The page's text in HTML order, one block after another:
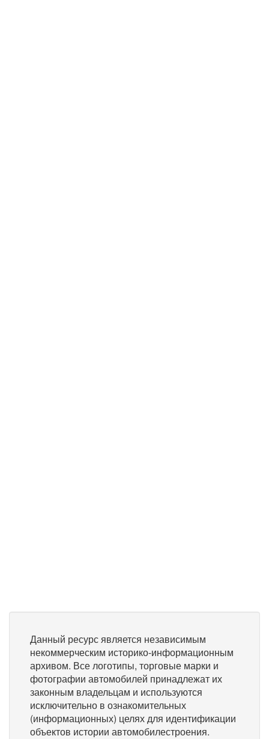
Данный ресурс является независимым
некоммерческим историко-информационным
архивом. Все логотипы, торговые марки и
фотографии автомобилей принадлежат их
законным владельцам и используются
исключительно в ознакомительных
(информационных) целях для идентификации
объектов истории автомобилестроения.